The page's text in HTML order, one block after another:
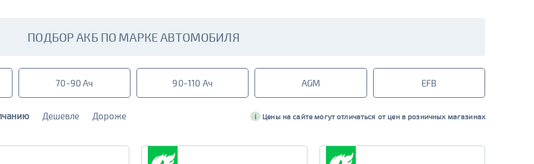
ПОДБОР АКБ ПО МАРКЕ АВТОМОБИЛЯ
70-90 Ач 90-110 Ач AGM EFB
Дешевле Дороже i Цены на сайте могут отличаться от цен в розничных магазинах